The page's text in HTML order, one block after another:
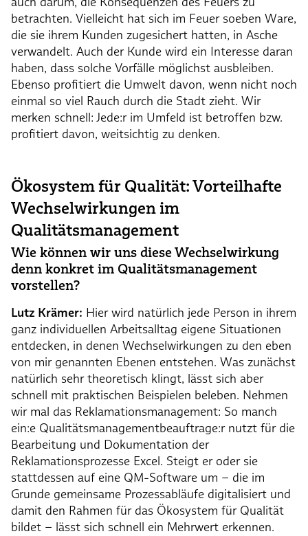
betrachten. Vielleicht hat sich im Feuer soeben Ware,
die sie ihrem Kunden zugesichert hatten, in Asche
verwandelt. Auch der Kunde wird ein Interesse daran
haben, dass solche Vorfälle möglichst ausbleiben.
Ebenso profitiert die Umwelt davon, wenn nicht noch
einmal so viel Rauch durch die Stadt zieht. Wir
merken schnell: Jede:r im Umfeld ist betroffen bzw.
profitiert davon, weitsichtig zu denken.
Ökosystem für Qualität: Vorteilhafte
Wechselwirkungen im
Qualitätsmanagement
Wie können wir uns diese Wechselwirkung
denn konkret im Qualitätsmanagement
vorstellen?
Lutz Krämer: Hier wird natürlich jede Person in ihrem
ganz individuellen Arbeitsalltag eigene Situationen
entdecken, in denen Wechselwirkungen zu den eben
von mir genannten Ebenen entstehen. Was zunächst
natürlich sehr theoretisch klingt, lässt sich aber
schnell mit praktischen Beispielen beleben. Nehmen
wir mal das Reklamationsmanagement: So manch
ein:e Qualitätsmanagementbeauftrage:r nutzt für die
Bearbeitung und Dokumentation der
Reklamationsprozesse Excel. Steigt er oder sie
stattdessen auf eine QM-Software um – die im
Grunde gemeinsame Prozessabläufe digitalisiert und
damit den Rahmen für das Ökosystem für Qualität
bildet – lässt sich schnell ein Mehrwert erkennen.